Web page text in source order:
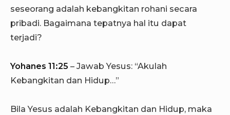
seseorang adalah kebangkitan rohani secara
pribadi. Bagaimana tepatnya hal itu dapat
terjadi?
Yohanes 11:25 – Jawab Yesus: “Akulah
Kebangkitan dan Hidup…”
Bila Yesus adalah Kebangkitan dan Hidup, maka